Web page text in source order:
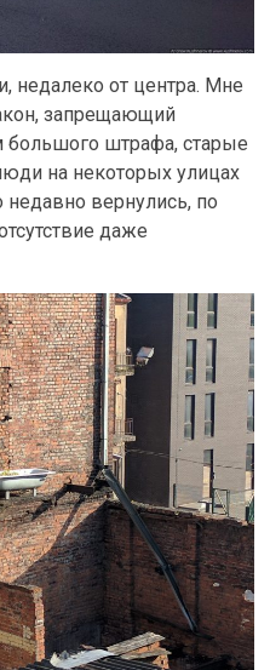
недалеко от центра. Мне
запрещающий
большого штрафа, старые
на некоторых улицах
недавно вернулись, по
даже